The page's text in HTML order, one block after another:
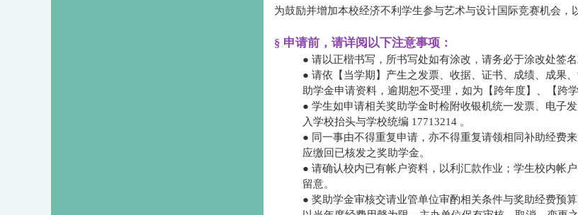
为鼓励并增加本校经济不利学生参与艺术与设计国际竞赛机会
§ 申请前，请详阅以下注意事项：
● 请以正楷书写，所书写处如有涂改，请务必于涂改处签名
● 请依【当学期】产生之发票、收据、证书、成绩、成果
助学金申请资料，逾期恕不受理，如为【跨年度】、【跨
● 学生如申请相关奖助学金时检附收银机统一发票、电子
入学校抬头与学校统编 17713214 。
● 同一事由不得重复申请，亦不得重复请领相同补助经费
应缴回已核发之奖助学金。
● 请确认校内已有帐户资料，以利汇款作业；学生校内帐
留意。
● 奖助学金审核交请业管单位审酌相关条件与奖助经费预